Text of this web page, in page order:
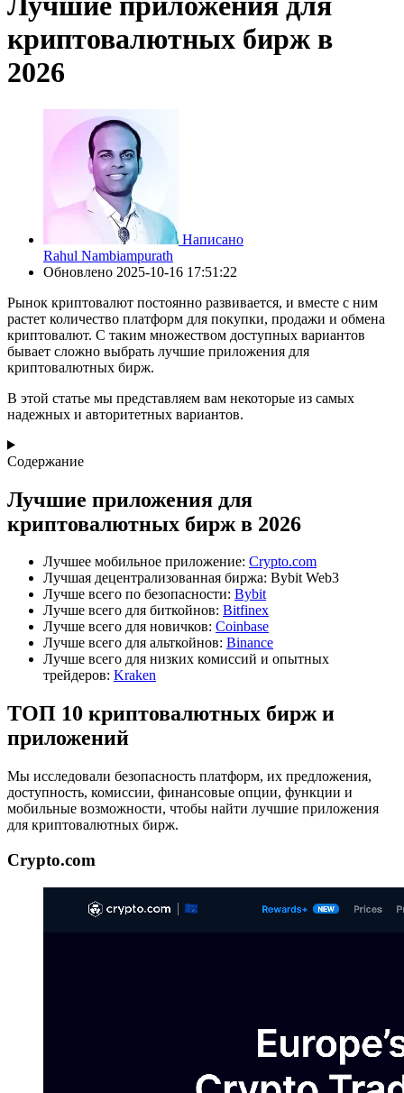
криптовалютных бирж в
2026
Написано
Rahul Nambiampurath
Обновлено 2025-10-16 17:51:22
Рынок криптовалют постоянно развивается, и вместе с ним
растет количество платформ для покупки, продажи и обмена
криптовалют. С таким множеством доступных вариантов
бывает сложно выбрать лучшие приложения для
криптовалютных бирж.
В этой статье мы представляем вам некоторые из самых
надежных и авторитетных вариантов.
Содержание
Лучшие приложения для
криптовалютных бирж в 2026
Лучшее мобильное приложение: Crypto.com
Лучшая децентрализованная биржа: Bybit Web3
Лучше всего по безопасности: Bybit
Лучше всего для биткойнов: Bitfinex
Лучше всего для новичков: Coinbase
Лучше всего для альткойнов: Binance
Лучше всего для низких комиссий и опытных
трейдеров: Kraken
ТОП 10 криптовалютных бирж и
приложений
Мы исследовали безопасность платформ, их предложения,
доступность, комиссии, финансовые опции, функции и
мобильные возможности, чтобы найти лучшие приложения
для криптовалютных бирж.
Crypto.com